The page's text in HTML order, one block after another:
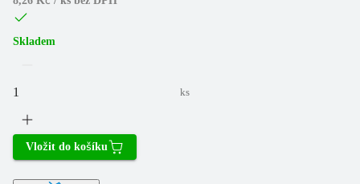
Skladem
ks
Vložit do košíku